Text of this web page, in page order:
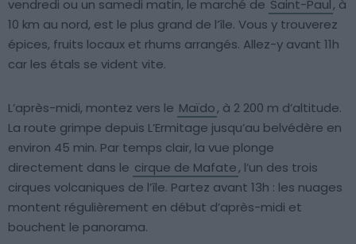
vendredi ou un samedi matin, le marché de Saint-Paul, à
10 km au nord, est le plus grand de l’île. Vous y trouverez
épices, fruits locaux et rhums arrangés. Allez-y avant 11h
car les étals se vident vite.
L’après-midi, montez vers le Maïdo, à 2 200 m d’altitude.
La route grimpe depuis L’Ermitage jusqu’au belvédère en
environ 45 min. Par temps clair, la vue plonge
directement dans le cirque de Mafate, l’un des trois
cirques volcaniques de l’île. Partez avant 13h : les nuages
montent régulièrement en début d’après-midi et
bouchent le panorama.